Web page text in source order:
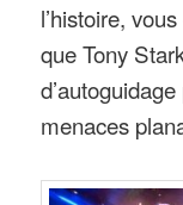
l’histoire,
que Tony
menaces